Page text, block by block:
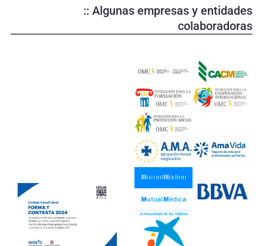
o
:: Algunas empresas y entidades
colaboradoras